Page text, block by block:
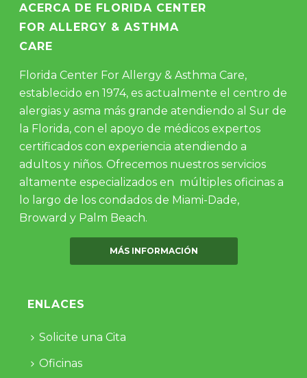
ACERCA DE FLORIDA CENTER
FOR ALLERGY & ASTHMA
CARE
Florida Center For Allergy & Asthma Care,
establecido en 1974, es actualmente el centro de
alergias y asma más grande atendiendo al Sur de
la Florida, con el apoyo de médicos expertos
certificados con experiencia atendiendo a
adultos y niños. Ofrecemos nuestros servicios
altamente especializados en múltiples oficinas a
lo largo de los condados de Miami-Dade,
Broward y Palm Beach.
MÁS INFORMACIÓN
ENLACES
Solicite una Cita
Oficinas